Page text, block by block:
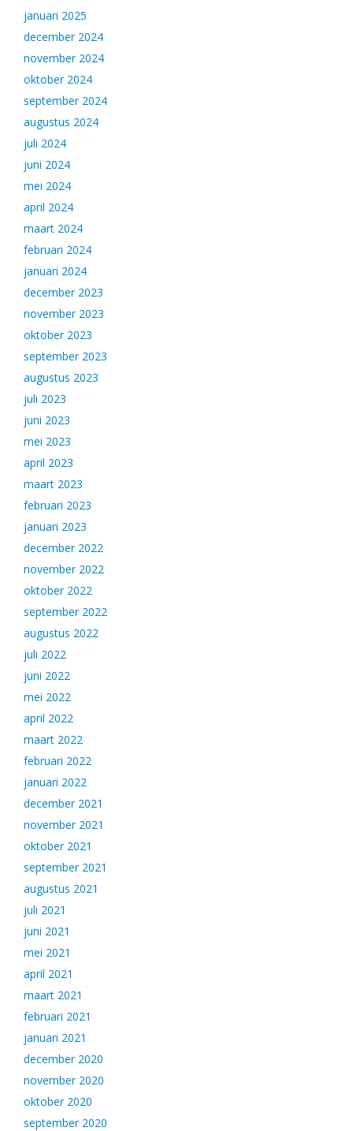
januari 2025
december 2024
november 2024
oktober 2024
september 2024
augustus 2024
juli 2024
juni 2024
mei 2024
april 2024
maart 2024
februari 2024
januari 2024
december 2023
november 2023
oktober 2023
september 2023
augustus 2023
juli 2023
juni 2023
mei 2023
april 2023
maart 2023
februari 2023
januari 2023
december 2022
november 2022
oktober 2022
september 2022
augustus 2022
juli 2022
juni 2022
mei 2022
april 2022
maart 2022
februari 2022
januari 2022
december 2021
november 2021
oktober 2021
september 2021
augustus 2021
juli 2021
juni 2021
mei 2021
april 2021
maart 2021
februari 2021
januari 2021
december 2020
november 2020
oktober 2020
september 2020